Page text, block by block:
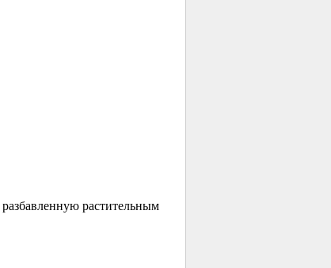
растительным